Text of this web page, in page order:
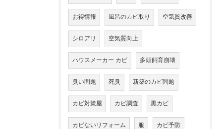
お得情報 風呂のカビ取り 空気質改善
シロアリ 空気質向上
ハウスメーカー カビ 多頭飼育崩壊
臭い問題 死臭 新築のカビ問題
カビ対策屋 カビ調査 黒カビ
カビないリフォーム 服 カビ予防